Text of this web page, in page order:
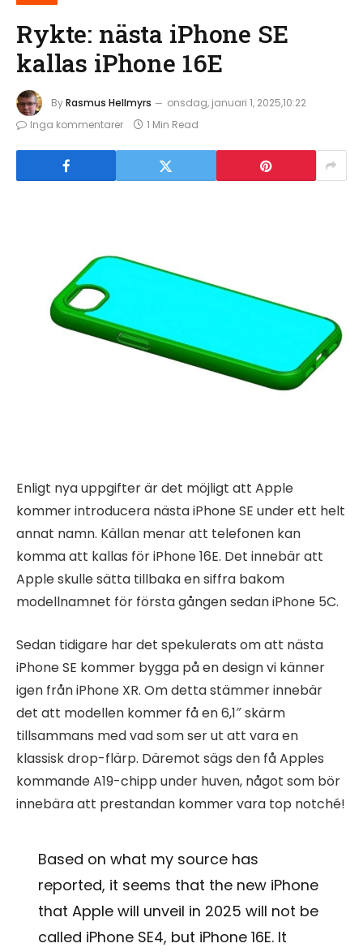
Rykte: nästa iPhone SE
kallas iPhone 16E
ByRasmus Hellmyrs
onsdag, januari 1, 2025,10:22
Inga kommentarer
1 Min Read
Enligt nya uppgifter är det möjligt att Apple
kommer introducera nästa iPhone SE under ett helt
annat namn. Källan menar att telefonen kan
komma att kallas för iPhone 16E. Det innebär att
Apple skulle sätta tillbaka en siffra bakom
modellnamnet för första gången sedan iPhone 5C.
Sedan tidigare har det spekulerats om att nästa
iPhone SE kommer bygga på en design vi känner
igen från iPhone XR. Om detta stämmer innebär
det att modellen kommer få en 6,1″ skärm
tillsammans med vad som ser ut att vara en
klassisk drop-flärp. Däremot sägs den få Apples
kommande A19-chipp under huven, något som bör
innebära att prestandan kommer vara top notché!
Based on what my source has
reported, it seems that the new iPhone
that Apple will unveil in 2025 will not be
called iPhone SE4, but iPhone 16E. It